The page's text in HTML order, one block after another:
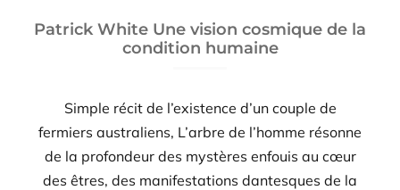
Patrick White Une vision cosmique de la
condition humaine
Simple récit de l’existence d’un couple de
fermiers australiens, L’arbre de l’homme résonne
de la profondeur des mystères enfouis au cœur
des êtres, des manifestations dantesques de la